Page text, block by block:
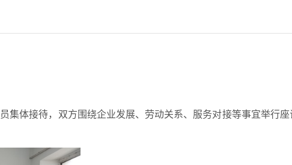
集体接待，双方围绕企业发展、劳动关系、服务对接等事宜举行座